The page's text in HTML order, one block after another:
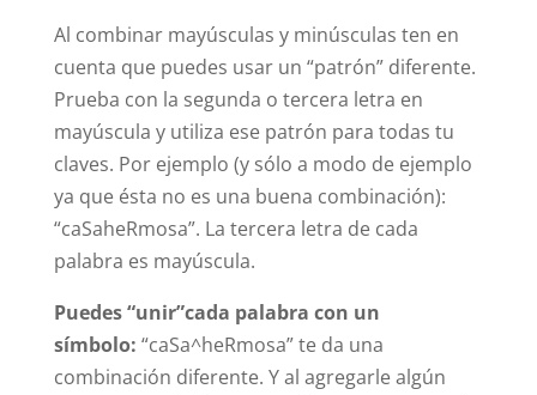
Al combinar mayúsculas y minúsculas ten en
cuenta que puedes usar un “patrón” diferente.
Prueba con la segunda o tercera letra en
mayúscula y utiliza ese patrón para todas tu
claves. Por ejemplo (y sólo a modo de ejemplo
ya que ésta no es una buena combinación):
“caSaheRmosa”. La tercera letra de cada
palabra es mayúscula.
Puedes “unir”cada palabra con un
símbolo: “caSa^heRmosa” te da una
combinación diferente. Y al agregarle algún